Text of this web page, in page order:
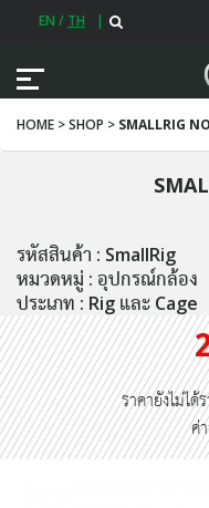
EN / TH |
HOME > SHOP > SMALLRIG
รหัสสินค้า : SmallRig
หมวดหมู่ : อุปกรณ์กล้อง
ประเภท : Rig และ Cage
ราคายังไม่ไ
ค่